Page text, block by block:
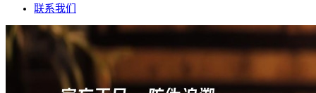
联系我们